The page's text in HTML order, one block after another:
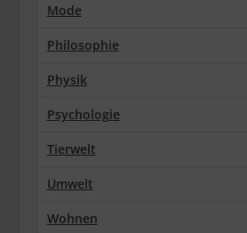
Mode
Philosophie
Physik
Psychologie
Tierwelt
Umwelt
Wohnen